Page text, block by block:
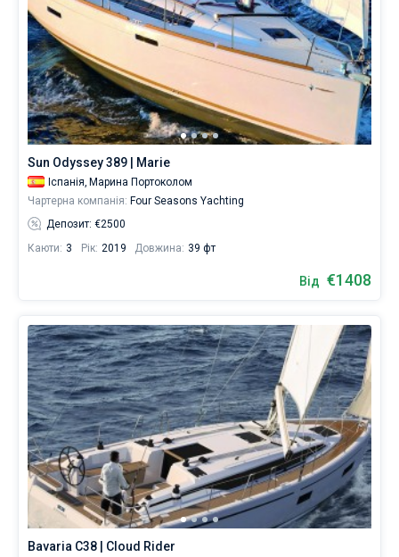
Sun Odyssey 389 | Marie
Іспанія, Марина Портоколом
Чартерна компанія: Four Seasons Yachting
Депозит: €2500
Каюти: 3 Рік: 2019 Довжина: 39 фт
Від €1408
Bavaria C38 | Cloud Rider